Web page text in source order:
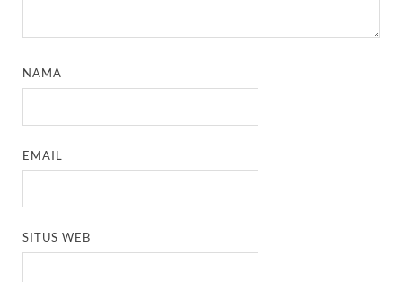
NAMA
EMAIL
SITUS WEB